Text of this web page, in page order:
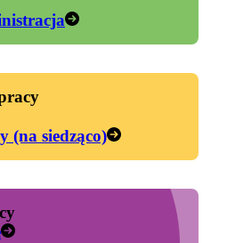
(na siedząco)